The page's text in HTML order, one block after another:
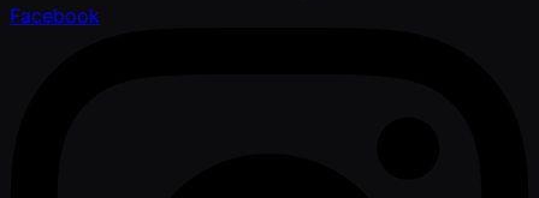
Facebook